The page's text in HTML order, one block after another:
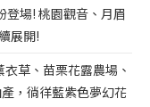
登場! 桃園觀音、月眉
展開!
草、苗栗花露農場、
，徜徉藍紫色夢幻花